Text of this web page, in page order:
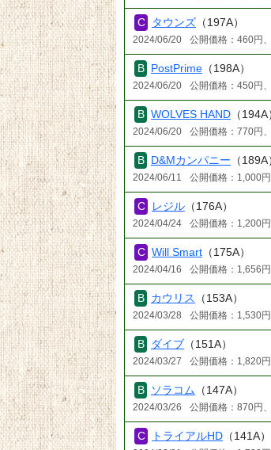
タウンズ （197A）
2024/06/20 公開価格：460円
PostPrime （198A）
2024/06/20 公開価格：450円
WOLVES HAND （194A
2024/06/20 公開価格：770円
D&Mカンパニー （189A
2024/06/11 公開価格：1,000
レジル （176A）
2024/04/24 公開価格：1,200
Will Smart （175A）
2024/04/16 公開価格：1,656
カウリス （153A）
2024/03/28 公開価格：1,530
ダイブ （151A）
2024/03/27 公開価格：1,820
ソラコム （147A）
2024/03/26 公開価格：870円
トライアルHD （141A）